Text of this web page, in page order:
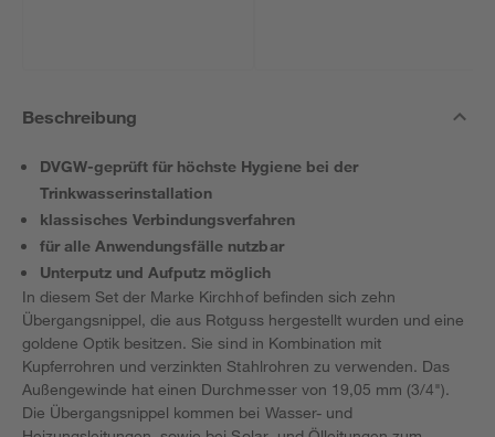
Beschreibung
DVGW-geprüft für höchste Hygiene bei der
Trinkwasserinstallation
klassisches Verbindungsverfahren
für alle Anwendungsfälle nutzbar
Unterputz und Aufputz möglich
In diesem Set der Marke Kirchhof befinden sich zehn
Übergangsnippel, die aus Rotguss hergestellt wurden und eine
goldene Optik besitzen. Sie sind in Kombination mit
Kupferrohren und verzinkten Stahlrohren zu verwenden. Das
Außengewinde hat einen Durchmesser von 19,05 mm (3/4").
Die Übergangsnippel kommen bei Wasser- und